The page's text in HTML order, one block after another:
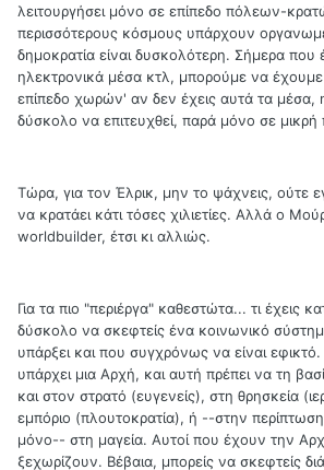
λειτουργήσει μόνο σε επίπεδο πόλεων-
περισσότερους κόσμους υπάρχουν
δημοκρατία είναι δυσκολότερη. Σήμερα
ηλεκτρονικά μέσα κτλ, μπορούμε να
επίπεδο χωρών' αν δεν έχεις αυτά τα μέσα,
δύσκολο να επιτευχθεί, παρά μόνο σε μικρή
Τώρα, για τον Έλρικ, μην το ψάχνεις, ούτε
να κρατάει κάτι τόσες χιλιετίες. Αλλά ο
worldbuilder, έτσι κι αλλιώς.
Για τα πιο "περιέργα" καθεστώτα... τι έχεις
δύσκολο να σκεφτείς ένα κοινωνικό
υπάρξει και που συγχρόνως να είναι
υπάρχει μια Αρχή, και αυτή πρέπει να τη
και στον στρατό (ευγενείς), στη θρησκεία
εμπόριο (πλουτοκρατία), ή --στην
μόνο-- στη μαγεία. Αυτοί που έχουν την
ξεχωρίζουν. Βέβαια, μπορείς να σκεφτείς